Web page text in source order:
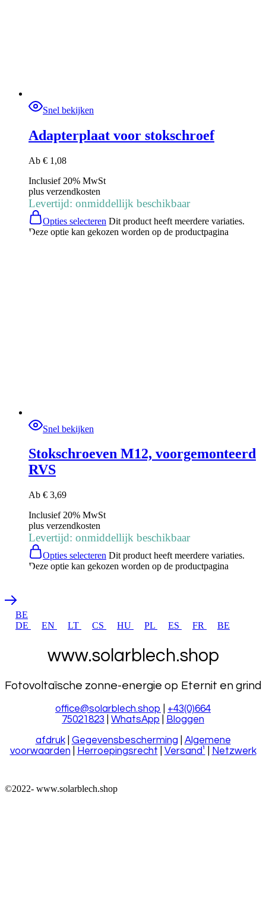
Snel bekijken
Adapterplaat voor stokschroef
Ab € 1,08
Inclusief 20% MwSt
plus verzendkosten
Levertijd: onmiddellijk beschikbaar
Opties selecteren Dit product heeft meerdere variaties.
Deze optie kan gekozen worden op de productpagina
Snel bekijken
Stokschroeven M12, voorgemonteerd
RVS
Ab € 3,69
Inclusief 20% MwSt
plus verzendkosten
Levertijd: onmiddellijk beschikbaar
Opties selecteren Dit product heeft meerdere variaties.
Deze optie kan gekozen worden op de productpagina
BE
DE
EN LT CS HU PL ES FR BE
www.solarblech.shop
Fotovoltaïsche zonne-energie op Eternit en grind
office@solarblech.shop
+43(0)664
75021823
WhatsApp
Bloggen
afdruk| Gegevensbescherming
Algemene
voorwaarden
Herroepingsrecht Versand¹ Netzwerk
©2022- www.solarblech.shop